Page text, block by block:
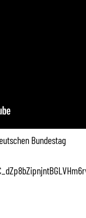
Bundestag